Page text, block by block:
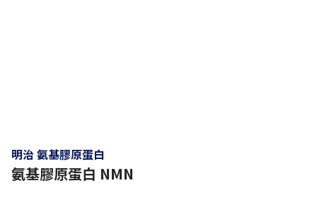
明治 氨基膠原蛋白
氨基膠原蛋白 NMN